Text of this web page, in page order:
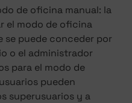
de oficina manual: la
el modo de oficina
se puede conceder por
o el administrador
para el modo de
pueden
superusuarios y a